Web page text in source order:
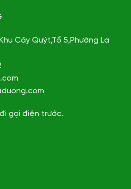
Cây Quýt,Tổ 5,Phường La
gọi điện trước.